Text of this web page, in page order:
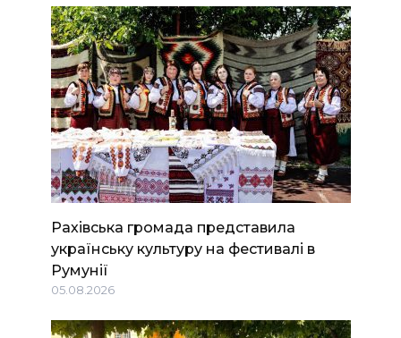
Рахівська громада представила
українську культуру на фестивалі в
Румунії
05.08.2026